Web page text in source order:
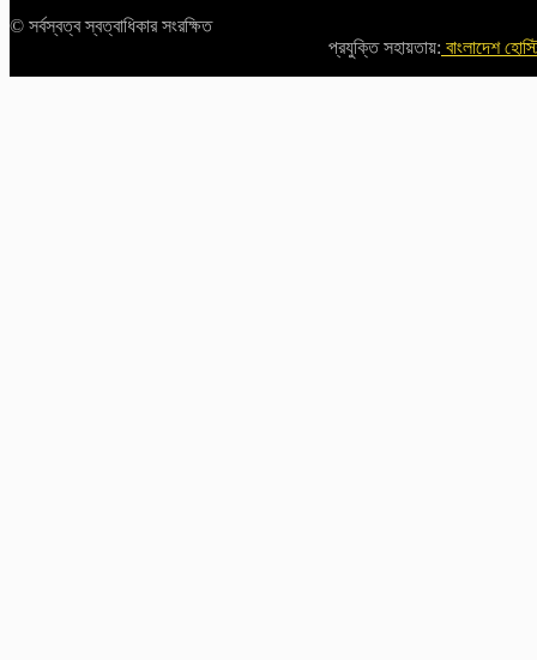
© সর্বস্বত্ব স্বত্বাধিকার সংরক্ষিত
প্রযুক্তি সহায়তায়: বাংলাদেশ